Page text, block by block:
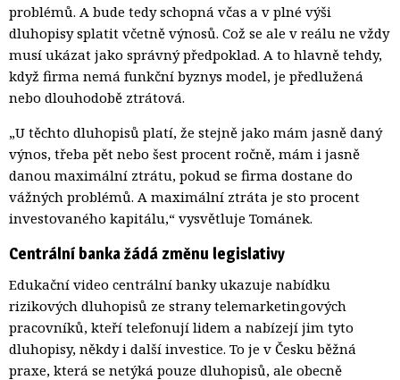
problémů. A bude tedy schopná včas a v plné výši
dluhopisy splatit včetně výnosů. Což se ale v reálu ne vždy
musí ukázat jako správný předpoklad. A to hlavně tehdy,
když firma nemá funkční byznys model, je předlužená
nebo dlouhodobě ztrátová.
„U těchto dluhopisů platí, že stejně jako mám jasně daný
výnos, třeba pět nebo šest procent ročně, mám i jasně
danou maximální ztrátu, pokud se firma dostane do
vážných problémů. A maximální ztráta je sto procent
investovaného kapitálu,“ vysvětluje Tománek.
Centrální banka žádá změnu legislativy
Edukační video centrální banky ukazuje nabídku
rizikových dluhopisů ze strany telemarketingových
pracovníků, kteří telefonují lidem a nabízejí jim tyto
dluhopisy, někdy i další investice. To je v Česku běžná
praxe, která se netýká pouze dluhopisů, ale obecně